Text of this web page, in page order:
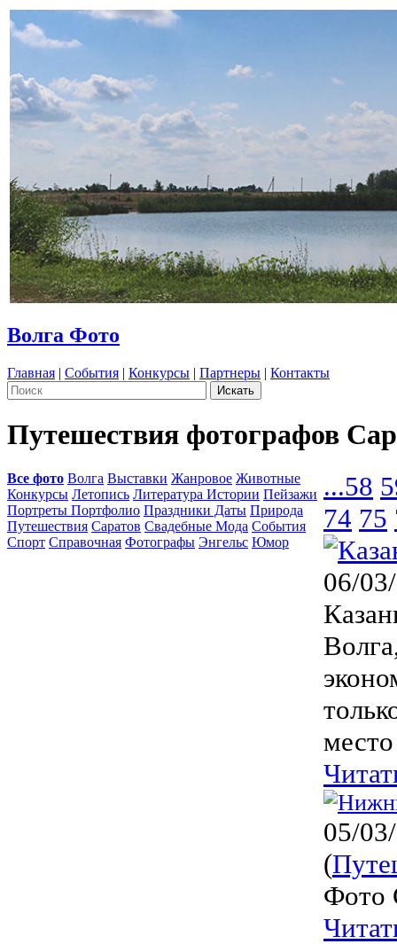
Волга Фото
Главная | События | Конкурсы | Партнеры | Контакты
Путешествия фотографов
Все фото Волга Выставки Жанровое Животные
Конкурсы Летопись Литература Истории Пейзажи
Портреты Портфолио Праздники Даты Природа
Путешествия Саратов Свадебные Мода События
Спорт Справочная Фотографы Энгельс Юмор
...58
74 75
06/
05/
(
Фото